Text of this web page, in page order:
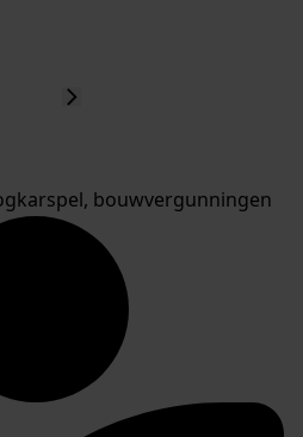
bouwvergunningen